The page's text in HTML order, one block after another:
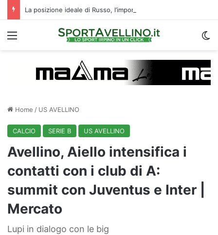
Menu
Home / US AVELLINO
CALCIO SERIE B US AVELLINO
Avellino, Aiello intensifica i
contatti con i club di A:
summit con Juventus e Inter |
Mercato
Lupi in dialogo con le big